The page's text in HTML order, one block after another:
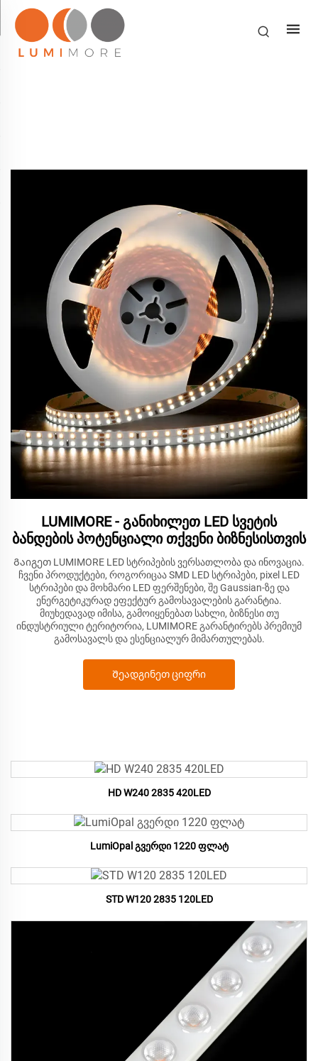
LUMIMORE - განიხილეთ LED სვეტის
ბანდების პოტენციალი თქვენი ბიზნესისთვის
Გაიგეთ LUMIMORE LED სტრიპების ვერსათლობა და ინოვაცია.
ჩვენი პროდუქტები, როგორიცაა SMD LED სტრიპები, pixel LED
სტრიპები და მოხმარი LED ფერშენები, შე Gaussian-ზე და
ენერგეტიკურად ეფექტურ გამოსავალების გარანტია.
მიუხედავად იმისა, გამოიყენებათ სახლი, ბიზნესი თუ
ინდუსტრიული ტერიტორია, LUMIMORE გარანტირებს პრემიუმ
გამოსავალს და ესენციალურ მიმართულებას.
Შეადგინეთ ციფრი
HD W240 2835 420LED
LumiOpal გვერდი 1220 ფლატ
STD W120 2835 120LED